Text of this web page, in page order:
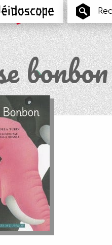
Kaléidoscope
bonbon